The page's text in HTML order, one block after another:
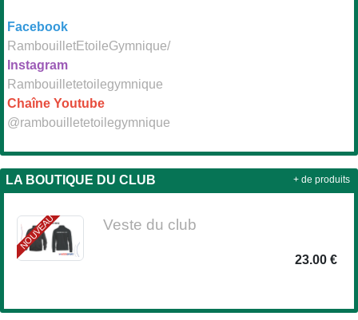
Facebook
RambouilletEtoileGymnique/
Instagram
Rambouilletetoilegymnique
Chaîne Youtube
@rambouilletetoilegymnique
LA BOUTIQUE DU CLUB
NOUVEAU Veste du club
23.00 €
+ de produits